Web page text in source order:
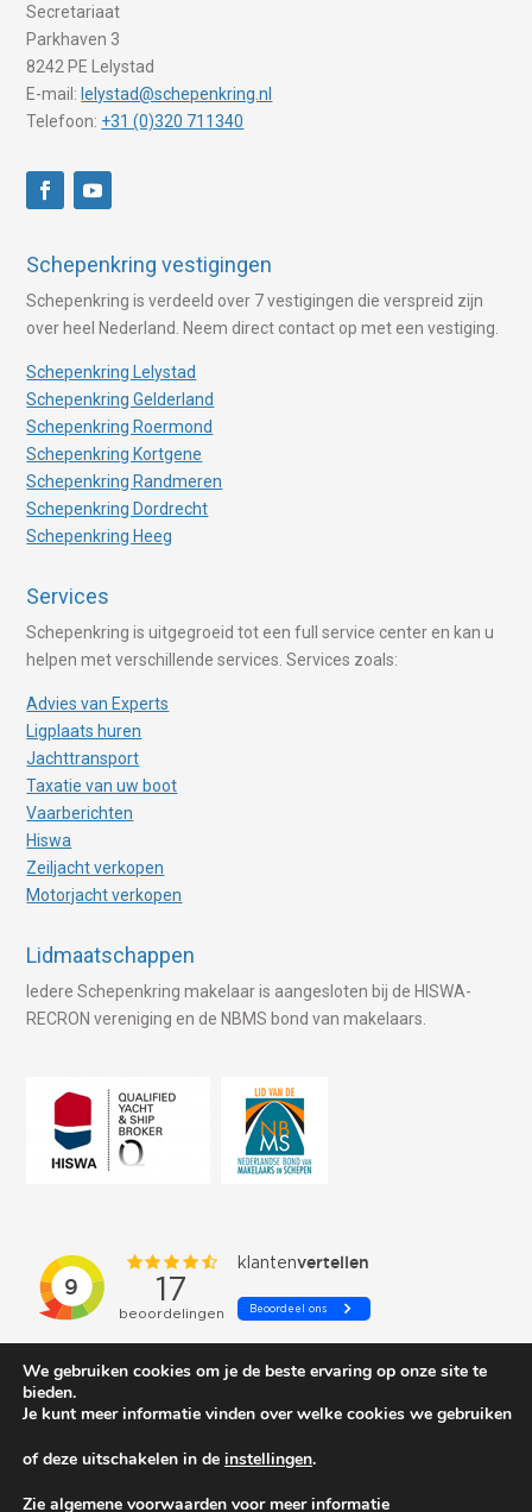
Secretariaat
Parkhaven 3
8242 PE Lelystad
E-mail: lelystad@schepenkring.nl
Telefoon: +31 (0)320 711340
Schepenkring vestigingen
Schepenkring is verdeeld over 7 vestigingen die verspreid zijn
over heel Nederland. Neem direct contact op met een vestiging.
Schepenkring Lelystad
Schepenkring Gelderland
Schepenkring Roermond
Schepenkring Kortgene
Schepenkring Randmeren
Schepenkring Dordrecht
Schepenkring Heeg
Services
Schepenkring is uitgegroeid tot een full service center en kan u
helpen met verschillende services. Services zoals:
Advies van Experts
Ligplaats huren
Jachttransport
Taxatie van uw boot
Vaarberichten
Hiswa
Zeiljacht verkopen
Motorjacht verkopen
Lidmaatschappen
Iedere Schepenkring makelaar is aangesloten bij de HISWA-
RECRON vereniging en de NBMS bond van makelaars.
We gebruiken cookies om je de beste ervaring op onze site te
bieden.
Je kunt meer informatie vinden over welke cookies we gebruiken
of deze uitschakelen in de instellingen.
Zie algemene voorwaarden voor meer informatie